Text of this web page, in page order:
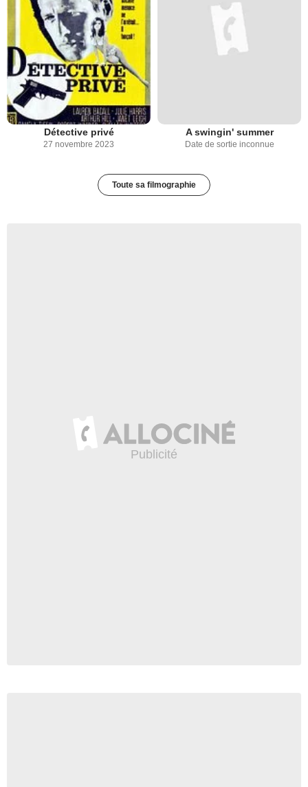
Détective privé
27 novembre 2023
A swingin' summer
Date de sortie inconnue
Toute sa filmographie